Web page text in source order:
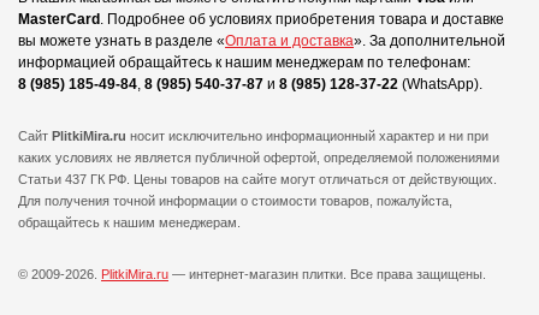
MasterCard . Подробнее об условиях приобретения товара и доставке
вы можете узнать в разделе «Оплата и доставка». За дополнительной
информацией обращайтесь к нашим менеджерам по телефонам:
8 (985) 185-49-84, 8 (985) 540-37-87 и 8 (985) 128-37-22 (WhatsApp).
Сайт PlitkiMira.ru носит исключительно информационный характер и ни при
каких условиях не является публичной офертой, определяемой положениями
Статьи 437 ГК РФ. Цены товаров на сайте могут отличаться от действующих.
Для получения точной информации о стоимости товаров, пожалуйста,
обращайтесь к нашим менеджерам.
© 2009-2026. PlitkiMira.ru — интернет-магазин плитки. Все права защищены.